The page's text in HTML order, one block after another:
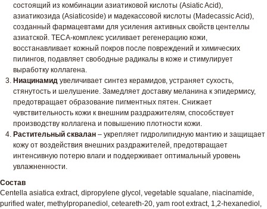
состоящий из комбинации азиатиковой кислоты (Asiatic Acid),
азиатикозида (Asiaticoside) и мадекассовой кислоты (Madecassic Acid),
созданный фармацевтами для усиления активных свойств центеллы
азиатской. TECA-комплекс усиливает регенерацию кожи,
восстанавливает кожный покров после повреждений и химических
пилингов, подавляет свободные радикалы в коже и стимулирует
выработку коллагена.
Ниацинамид увеличивает синтез керамидов, устраняет сухость,
стянутость и шелушение. Замедляет доставку меланина к эпидермису,
предотвращает образование пигментных пятен. Снижает
чувствительность кожи к внешним раздражителям, способствует
производству коллагена и повышению плотности кожи.
Растительный сквалан – укрепляет гидролипидную мантию и защищает
кожу от воздействия внешних раздражителей, предотвращает
интенсивную потерю влаги и поддерживает оптимальный уровень
увлажненности.
Состав
Centella asiatica extract, dipropylene glycol, vegetable squalane, niacinamide,
purified water, methylpropanediol, ceteareth-20, yam root extract, 1,2-hexanediol,